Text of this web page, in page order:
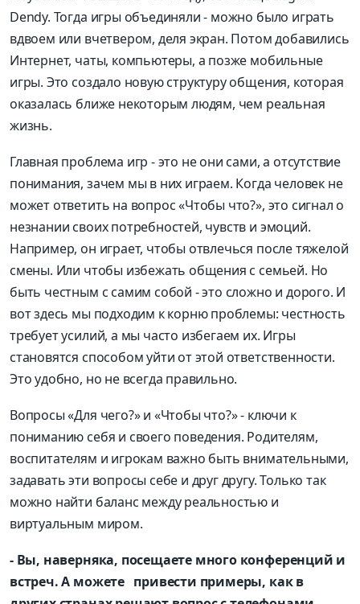
Dendy. Тогда игры объединяли - можно было играть
вдвоем или вчетвером, деля экран. Потом добавились
Интернет, чаты, компьютеры, а позже мобильные
игры. Это создало новую структуру общения, которая
оказалась ближе некоторым людям, чем реальная
жизнь.
Главная проблема игр - это не они сами, а отсутствие
понимания, зачем мы в них играем. Когда человек не
может ответить на вопрос «Чтобы что?», это сигнал о
незнании своих потребностей, чувств и эмоций.
Например, он играет, чтобы отвлечься после тяжелой
смены. Или чтобы избежать общения с семьей. Но
быть честным с самим собой - это сложно и дорого. И
вот здесь мы подходим к корню проблемы: честность
требует усилий, а мы часто избегаем их. Игры
становятся способом уйти от этой ответственности.
Это удобно, но не всегда правильно.
Вопросы «Для чего?» и «Чтобы что?» - ключи к
пониманию себя и своего поведения. Родителям,
воспитателям и игрокам важно быть внимательными,
задавать эти вопросы себе и друг другу. Только так
можно найти баланс между реальностью и
виртуальным миром.
- Вы, наверняка, посещаете много конференций и
встреч. А можете привести примеры, как в